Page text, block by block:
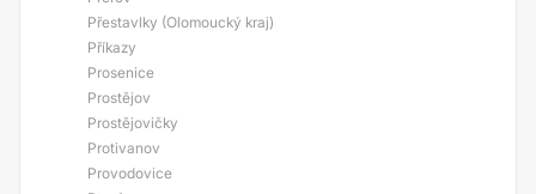
Přestavlky (Olomoucký kraj)
Příkazy
Prosenice
Prostějov
Prostějovičky
Protivanov
Provodovice